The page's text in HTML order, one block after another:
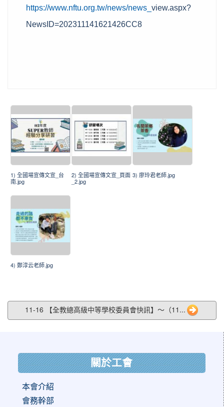
https://www.nftu.org.tw/news/news_ view.aspx?
NewsID=202311141621426CC8
1) 全國場宣傳文宣_台
南.jpg
2) 全國場宣傳文宣_頁面
_2.jpg
3) 廖玲君老師.jpg
4) 鄭淳云老師.jpg
11-16 【全教總高級中等學校委員會快訊】～（11...
關於工會
本會介紹
會務幹部